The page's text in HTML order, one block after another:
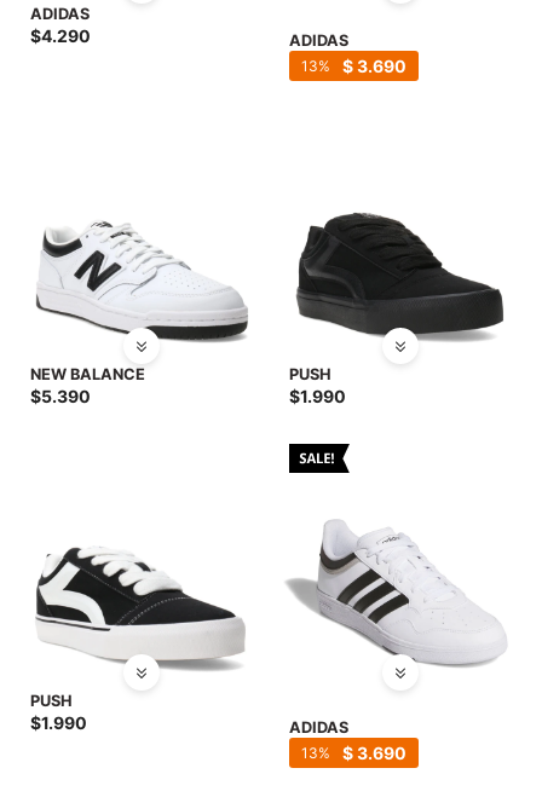
ADIDAS
$4.290 ADIDAS
$3.690
13
NEW BALANCE
$5.390
PUSH
$1.990
PUSH
$1.990 ADIDAS
$3.690
13